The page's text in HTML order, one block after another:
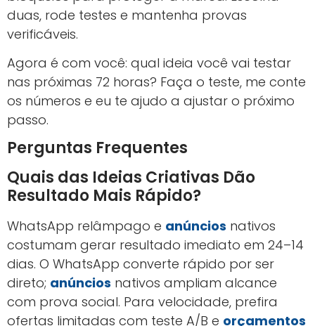
duas, rode testes e mantenha provas
verificáveis.
Agora é com você: qual ideia você vai testar
nas próximas 72 horas? Faça o teste, me conte
os números e eu te ajudo a ajustar o próximo
passo.
Perguntas Frequentes
Quais das Ideias Criativas Dão
Resultado Mais Rápido?
WhatsApp relâmpago e anúncios nativos
costumam gerar resultado imediato em 24–14
dias. O WhatsApp converte rápido por ser
direto; anúncios nativos ampliam alcance
com prova social. Para velocidade, prefira
ofertas limitadas com teste A/B e orçamentos